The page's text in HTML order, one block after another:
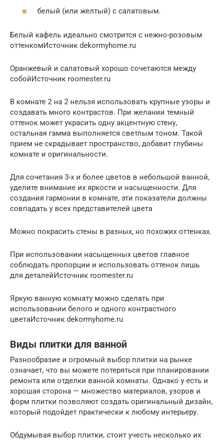
белый (или желтый) с салатовым.
Белый кафель идеально смотрится с нежно-розовым
оттенкомИсточник dekormyhome.ru
Оранжевый и салатовый хорошо сочетаются между
собойИсточник roomester.ru
В комнате 2 на 2 нельзя использовать крупные узоры и
создавать много контрастов. При желании темный
оттенок может украсить одну акцентную стену,
остальная гамма выполняется светлым тоном. Такой
прием не скрадывает пространство, добавит глубины
комнате и оригинальности.
Для сочетания 3-х и более цветов в небольшой ванной,
уделите внимание их яркости и насыщенности. Для
создания гармонии в комнате, эти показатели должны
совпадать у всех представителей цвета
Можно покрасить стены в разных, но похожих оттенках.
При использовании насыщенных цветов главное
соблюдать пропорции и использовать оттенок лишь
для деталейИсточник roomester.ru
Яркую ванную комнату можно сделать при
использовании белого и одного контрастного
цветаИсточник dekormyhome.ru
Виды плитки для ванной
Разнообразие и огромный выбор плитки на рынке
означает, что вы можете потеряться при планировании
ремонта или отделки ванной комнаты. Однако у есть и
хорошая сторона — множество материалов, узоров и
форм плитки позволяют создать оригинальный дизайн,
который подойдет практически к любому интерьеру.
Обдумывая выбор плитки, стоит учесть несколько их